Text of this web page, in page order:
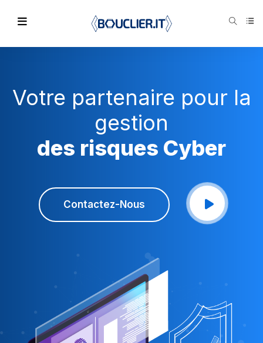
Votre partenaire pour la
gestion
des risques Cyber
Contactez-Nous